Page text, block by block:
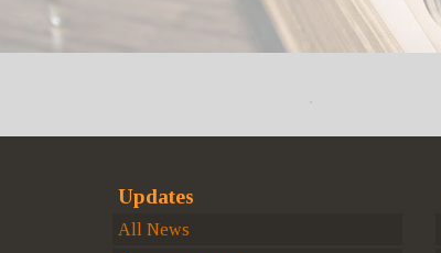
Updates
All News